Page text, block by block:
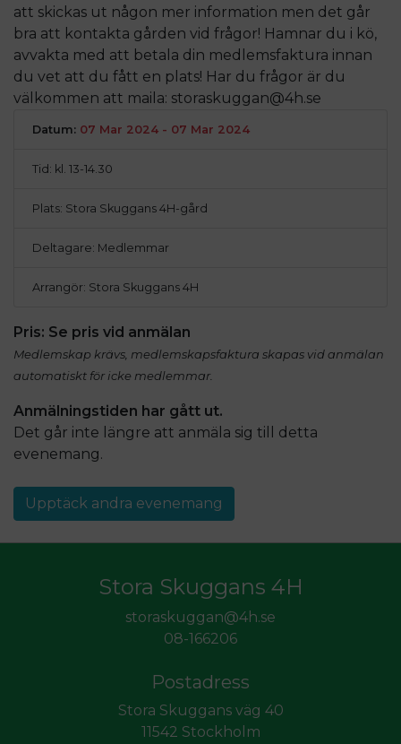
att skickas ut någon mer information men det går
bra att kontakta gården vid frågor! Hamnar du i kö,
avvakta med att betala din medlemsfaktura innan
du vet att du fått en plats! Har du frågor är du
välkommen att maila: storaskuggan@4h.se
Datum: 07 Mar 2024 - 07 Mar 2024
Tid: kl. 13-14.30
Plats: Stora Skuggans 4H-gård
Deltagare: Medlemmar
Arrangör: Stora Skuggans 4H
Pris: Se pris vid anmälan
Medlemskap krävs, medlemskapsfaktura skapas vid anmälan
automatiskt för icke medlemmar.
Anmälningstiden har gått ut.
Det går inte längre att anmäla sig till detta
evenemang.
Upptäck andra evenemang
Stora Skuggans 4H
storaskuggan@4h.se
08-166206
Postadress
Stora Skuggans väg 40
11542 Stockholm